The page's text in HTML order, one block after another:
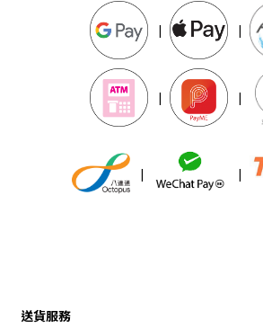
| |
| |
| |
送貨服務